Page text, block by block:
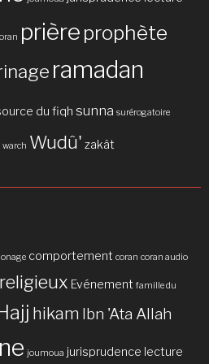
prière prophète
ramadan
du fiqh sunna surérogatoire
warch Wudû' zakât
comportement coran coran audio
Evénement famille du
hikam Ibn 'Ata Allah
joumoua jurisprudence lecture